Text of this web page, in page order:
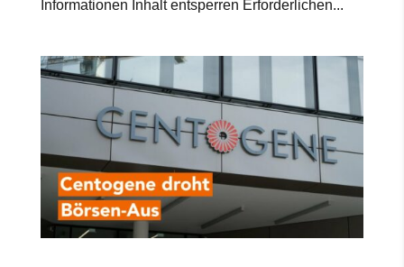
Informationen Inhalt entsperren Erforderlichen...